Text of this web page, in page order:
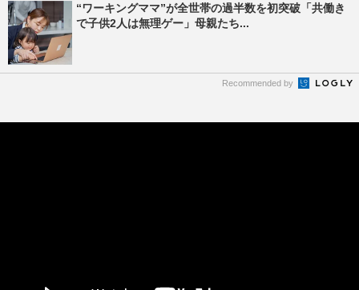
“ワーキングママ”が全世帯の過半数を初突破「共働き
で子供2人は無理ゲー」母親たち...
Recommended by